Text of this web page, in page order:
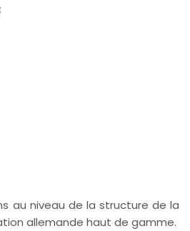
au niveau de la structure de la
allemande haut de gamme.